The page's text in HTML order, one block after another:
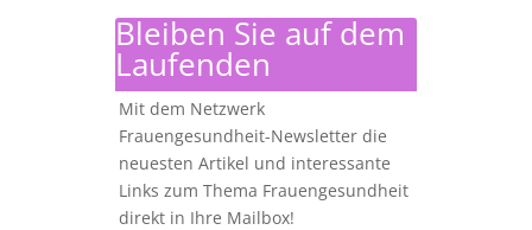
Bleiben Sie auf dem
Laufenden
Mit dem Netzwerk
Frauengesundheit-Newsletter die
neuesten Artikel und interessante
Links zum Thema Frauengesundheit
direkt in Ihre Mailbox!